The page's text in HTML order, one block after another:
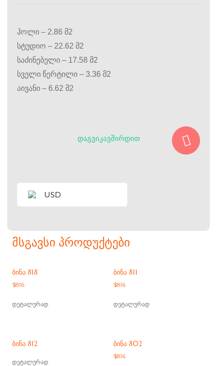
ჰოლი – 2.86 მ2
სტუდიო – 22.62 მ2
საძინებელი – 17.58 მ2
სველი წერტილი – 3.36 მ2
აივანი – 6.62 მ2
ᲓᲐᲒᲕᲘᲙᲐᲕᲨᲘᲠᲓᲘᲗ
USD
ᲛᲡᲒᲐᲕᲡᲘ ᲞᲠᲝᲓᲣᲥᲢᲔᲑᲘ
ᲑᲘᲜᲐ 818
$816
დეტალურად
ᲑᲘᲜᲐ 811
$816
დეტალურად
ᲑᲘᲜᲐ 812
დეტალურად
ᲑᲘᲜᲐ 802
$816